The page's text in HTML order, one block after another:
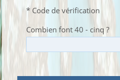
* Code de vérification
Combien font 40 - cinq ?